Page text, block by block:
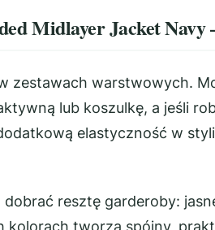
Midlayer Jacket
zestawach warstwowych.
lub koszulkę, a jeśli
elastyczność w
resztę garderoby:
tworzą spójny,